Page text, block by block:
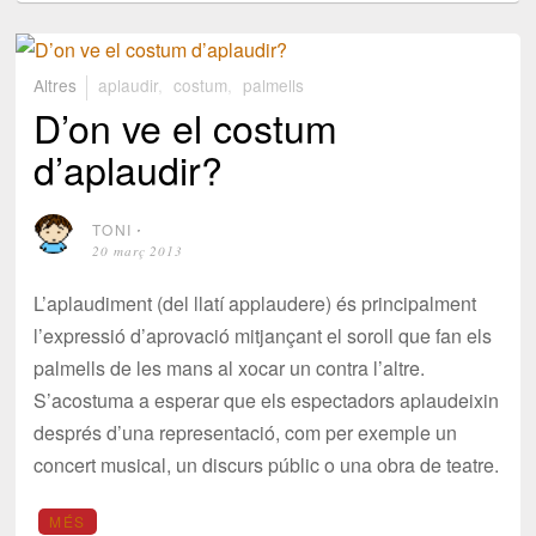
Altres aplaudir costum palmells
D’on ve el costum
d’aplaudir?
TONI ⋅
20 març 2013
L’aplaudiment (del llatí applaudere) és principalment
l’expressió d’aprovació mitjançant el soroll que fan els
palmells de les mans al xocar un contra l’altre.
S’acostuma a esperar que els espectadors aplaudeixin
després d’una representació, com per exemple un
concert musical, un discurs públic o una obra de teatre.
MÉS